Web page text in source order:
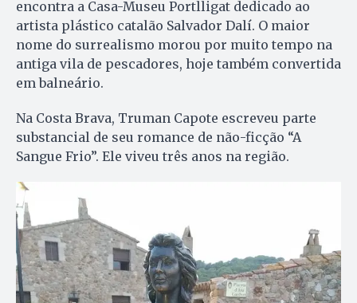
encontra a Casa-Museu Portlligat dedicado ao
artista plástico catalão Salvador Dalí. O maior
nome do surrealismo morou por muito tempo na
antiga vila de pescadores, hoje também convertida
em balneário.
Na Costa Brava, Truman Capote escreveu parte
substancial de seu romance de não-ficção “A
Sangue Frio”. Ele viveu três anos na região.